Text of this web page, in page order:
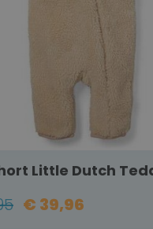
Little Dutch
€ 39,96